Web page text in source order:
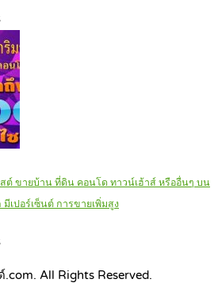
ต์ ขายบ้าน ที่ดิน คอนโด ทาวน์เฮ้าส์ หรืออื่นๆ บน
มีเปอร์เซ็นต์ การขายเพิ่มสูง
All Rights Reserved.